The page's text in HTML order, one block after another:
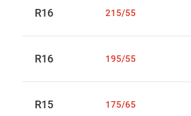
R16 215/55
R16 195/55
R15 175/65